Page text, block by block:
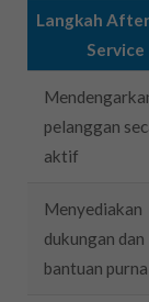
Langkah
Service
pelanggan
aktif
Menyediakan
dukungan dan
bantuan